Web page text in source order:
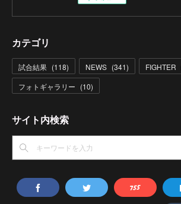
カテゴリ
試合結果 (118) NEWS (341) FIGHTER
フォトギャラリー (10)
サイト内検索